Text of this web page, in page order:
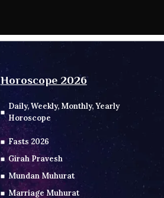
Horoscope 2026
Daily, Weekly, Monthly, Yearly
Horoscope
Fasts 2026
Girah Pravesh
Mundan Muhurat
Marriage Muhurat